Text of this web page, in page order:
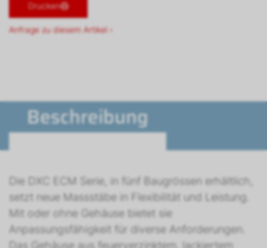
Drucken
Anfrage zu diesem Artikel ›
Beschreibung
Die DXC ECM Serie, in fünf Baugrössen erhältlich,
setzt neue Massstäbe in Flexibilität und Leistung.
Mit oder ohne Gehäuse bietet sie
Anpassungsfähigkeit für diverse Anforderungen.